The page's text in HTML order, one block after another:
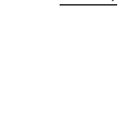
o